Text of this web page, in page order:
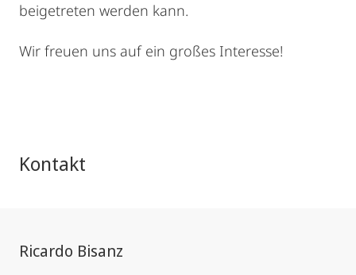
beigetreten werden kann.
Wir freuen uns auf ein großes Interesse!
Kontakt
Ricardo Bisanz